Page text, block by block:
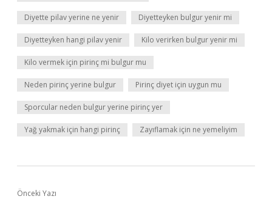
Diyette pilav yerine ne yenir Diyetteyken bulgur yenir mi
Diyetteyken hangi pilav yenir Kilo verirken bulgur yenir mi
Kilo vermek için pirinç mi bulgur mu
Neden pirinç yerine bulgur Pirinç diyet için uygun mu
Sporcular neden bulgur yerine pirinç yer
Yağ yakmak için hangi pirinç Zayıflamak için ne yemeliyim
Önceki Yazı